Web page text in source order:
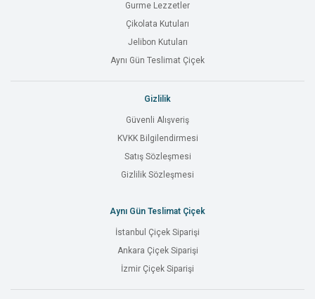
Gurme Lezzetler
Çikolata Kutuları
Jelibon Kutuları
Aynı Gün Teslimat Çiçek
Gizlilik
Güvenli Alışveriş
KVKK Bilgilendirmesi
Satış Sözleşmesi
Gizlilik Sözleşmesi
Aynı Gün Teslimat Çiçek
İstanbul Çiçek Siparişi
Ankara Çiçek Siparişi
İzmir Çiçek Siparişi